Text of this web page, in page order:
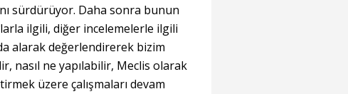
sürdürüyor. Daha sonra bunun
ilgili, diğer incelemelerle ilgili
alarak değerlendirerek bizim
nasıl ne yapılabilir, Meclis olarak
üzere çalışmaları devam